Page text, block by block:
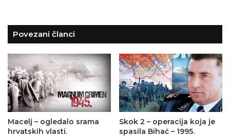
Povezani članci
Macelj – ogledalo srama
hrvatskih vlasti.
Skok 2 – operacija koja je
spasila Bihać – 1995.